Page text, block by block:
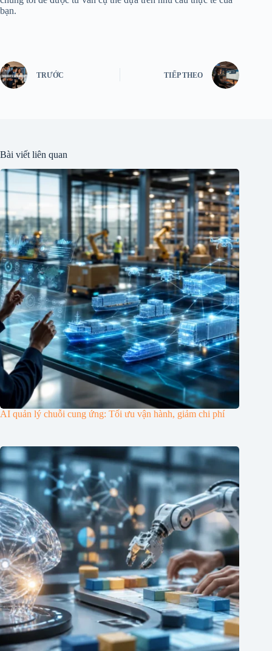
bạn.
TRƯỚC TIẾP THEO
Bài viết liên quan
AI quản lý chuỗi cung ứng: Tối ưu vận hành, giảm chi phí